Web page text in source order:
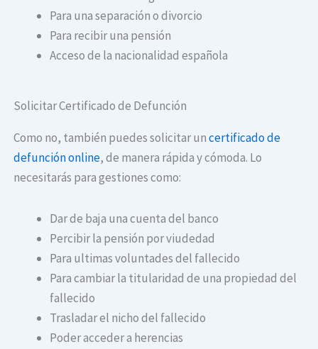
Para una separación o divorcio
Para recibir una pensión
Acceso de la nacionalidad española
Solicitar Certificado de Defunción
Como no, también puedes solicitar uncertificado de
defunción online, de manera rápida y cómoda. Lo
necesitarás para gestiones como:
Dar de baja una cuenta del banco
Percibir la pensión por viudedad
Para ultimas voluntades del fallecido
Para cambiar la titularidad de una propiedad del
fallecido
Trasladar el nicho del fallecido
Poder acceder a herencias